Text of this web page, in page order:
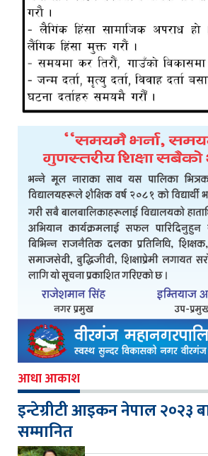
आधा आकाश
इन्टेग्रीटी आइकन नेपाल २०२३
सम्मानित